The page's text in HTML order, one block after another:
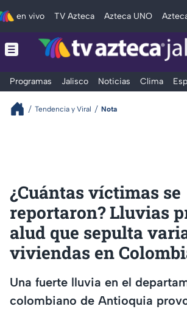
en vivo TV Azteca Azteca UNO
Programas Jalisco Noticias Clima
Tendencia y Viral Nota
¿Cuántas víctimas se
reportaron? Lluvias
alud que sepulta
viviendas en
Una fuerte lluvia en el
colombiano de Antioquia